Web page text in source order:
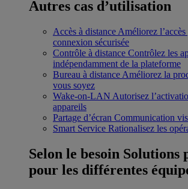
Autres cas d’utilisation
Accès à distance Améliorez l’accès
connexion sécurisée
Contrôle à distance Contrôlez les
indépendamment de la plateforme
Bureau à distance Améliorez la
vous soyez
Wake-on-LAN Autorisez
appareils
Partage d’écran Communication
Smart Service Rationalisez les
Selon le besoin Solutions
pour les différentes